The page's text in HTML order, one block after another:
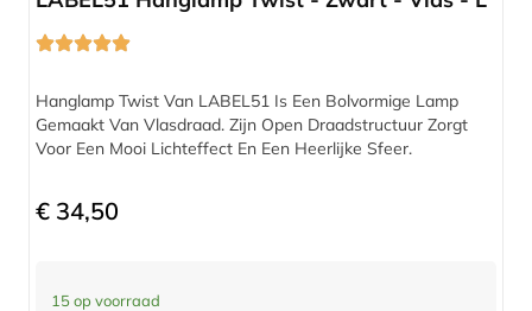
Hanglamp Twist Van LABEL51 Is Een Bolvormige Lamp
Gemaakt Van Vlasdraad. Zijn Open Draadstructuur Zorgt
Voor Een Mooi Lichteffect En Een Heerlijke Sfeer.
€ 34,50
15 op voorraad